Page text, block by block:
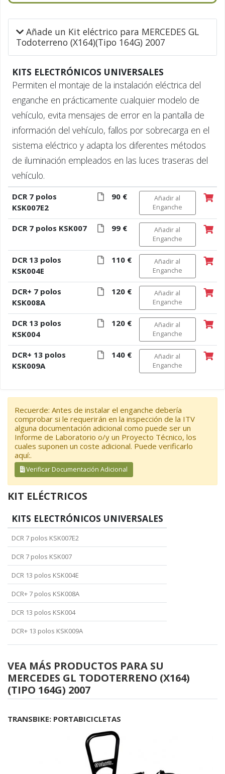
Añade un Kit eléctrico para MERCEDES GL
Todoterreno (X164)(Tipo 164G) 2007
KITS ELECTRÓNICOS UNIVERSALES
Permiten el montaje de la instalación eléctrica del
enganche en prácticamente cualquier modelo de
vehículo, evita mensajes de error en la pantalla de
información del vehículo, fallos por sobrecarga en el
sistema eléctrico y adapta los diferentes métodos
de iluminación empleados en las luces traseras del
vehículo.
DCR 7 polos
KSK007E2
90 €
Añadir al
Enganche
DCR 7 polos KSK007 99 €
Añadir al
Enganche
DCR 13 polos
KSK004E
110 €
Añadir al
Enganche
DCR+ 7 polos
KSK008A
120 €
Añadir al
Enganche
DCR 13 polos
KSK004
120 €
Añadir al
Enganche
DCR+ 13 polos
KSK009A
140 €
Añadir al
Enganche
Recuerde: Antes de instalar el enganche debería
comprobar si le requerirán en la inspección de la ITV
alguna documentación adicional como puede ser un
Informe de Laboratorio o/y un Proyecto Técnico, los
cuales suponen un coste adicional. Puede verificarlo
aquí:.
Verificar Documentación Adicional
KIT ELÉCTRICOS
KITS ELECTRÓNICOS UNIVERSALES
DCR 7 polos KSK007E2
DCR 7 polos KSK007
DCR 13 polos KSK004E
DCR+ 7 polos KSK008A
DCR 13 polos KSK004
DCR+ 13 polos KSK009A
VEA MÁS PRODUCTOS PARA SU
MERCEDES GL TODOTERRENO (X164)
(TIPO 164G) 2007
TRANSBIKE: PORTABICICLETAS